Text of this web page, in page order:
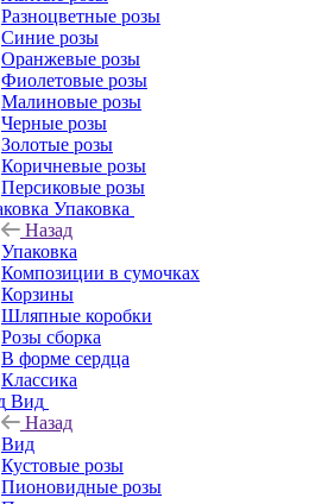
Разноцветные розы
Синие розы
Оранжевые розы
Фиолетовые розы
Малиновые розы
Черные розы
Золотые розы
Коричневые розы
Персиковые розы
Упаковка
Назад
Упаковка
Композиции в сумочках
Корзины
Шляпные коробки
Розы сборка
В форме сердца
Классика
Вид
Назад
Вид
Кустовые розы
Пионовидные розы